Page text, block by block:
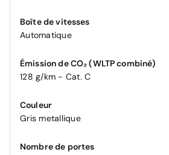
Boîte de vitesses
Automatique
Émission de CO₂ (WLTP combiné)
128 g/km - Cat. C
Couleur
Gris metallique
Nombre de portes